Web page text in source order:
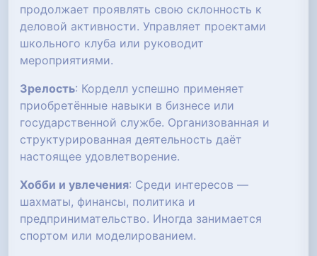
продолжает проявлять свою склонность к
деловой активности. Управляет проектами
школьного клуба или руководит
мероприятиями.
Зрелость: Корделл успешно применяет
приобретённые навыки в бизнесе или
государственной службе. Организованная и
структурированная деятельность даёт
настоящее удовлетворение.
Хобби и увлечения: Среди интересов —
шахматы, финансы, политика и
предпринимательство. Иногда занимается
спортом или моделированием.